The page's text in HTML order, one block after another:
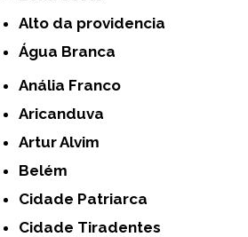
alto da providencia
Água Branca
Anália Franco
Aricanduva
Artur Alvim
Belém
Cidade Patriarca
Cidade Tiradentes